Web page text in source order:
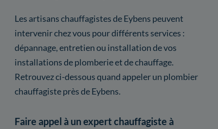
Les artisans chauffagistes de Eybens peuvent
intervenir chez vous pour différents services :
dépannage, entretien ou installation de vos
installations de plomberie et de chauffage.
Retrouvez ci-dessous quand appeler un plombier
chauffagiste près de Eybens.
Faire appel à un expert chauffagiste à